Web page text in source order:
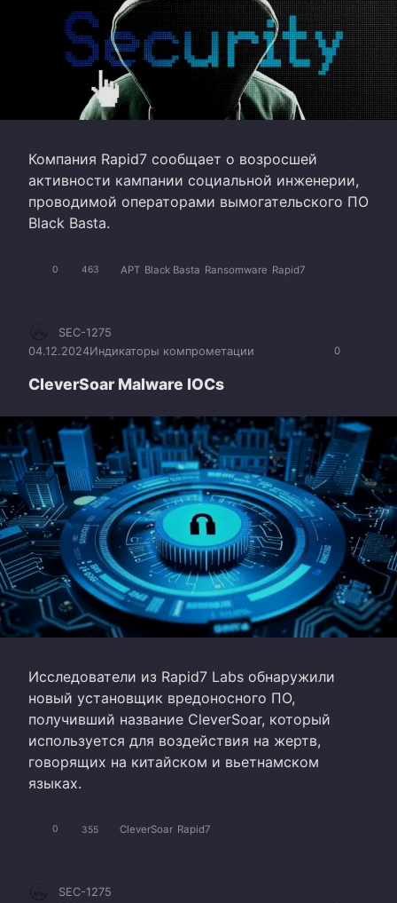
Компания Rapid7 сообщает о возросшей
активности кампании социальной инженерии,
проводимой операторами вымогательского ПО
Black Basta.
0 463 APT Black Basta Ransomware Rapid7
0
SEC-1275
04.12.2024Индикаторы компрометации
CleverSoar Malware IOCs
Исследователи из Rapid7 Labs обнаружили
новый установщик вредоносного ПО,
получивший название CleverSoar, который
используется для воздействия на жертв,
говорящих на китайском и вьетнамском
языках.
0 355 CleverSoar Rapid7
SEC-1275